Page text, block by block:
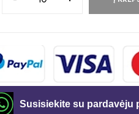
Susisiekite su pardavėju